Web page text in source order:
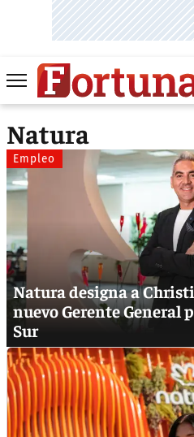
Natura
Empleo
Natura designa a
nuevo Gerente General
Sur